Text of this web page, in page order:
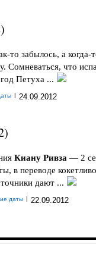
то забылось, а когда-
Сомневаться, что
Петуха ...
| 24.09.2012
Киану Ривза — 2
в переводе кокетливо
дают ...
даты | 22.09.2012